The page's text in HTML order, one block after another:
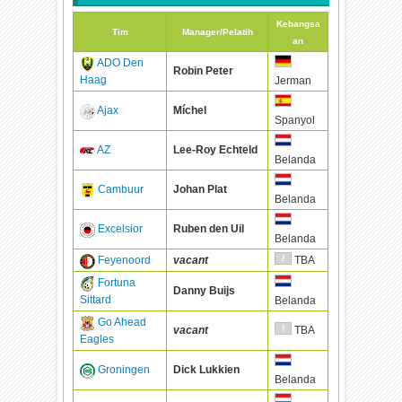
Tim Manager/Pelatih
Kebangsa
an
ADO Den
Haag
Robin Peter
Jerman
Ajax Míchel
Spanyol
AZ Lee-Roy Echteld
Belanda
Cambuur Johan Plat
Belanda
Excelsior Ruben den Uil
Belanda
Feyenoord
vacant
TBA
Fortuna
Sittard
Danny Buijs
Belanda
Go Ahead
Eagles
vacant TBA
Groningen Dick Lukkien
Belanda